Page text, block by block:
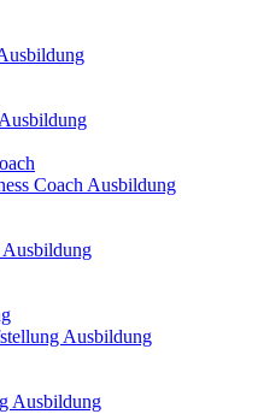
Coach Ausbildung
Ausbildung
Ausbildung
Ausbildung